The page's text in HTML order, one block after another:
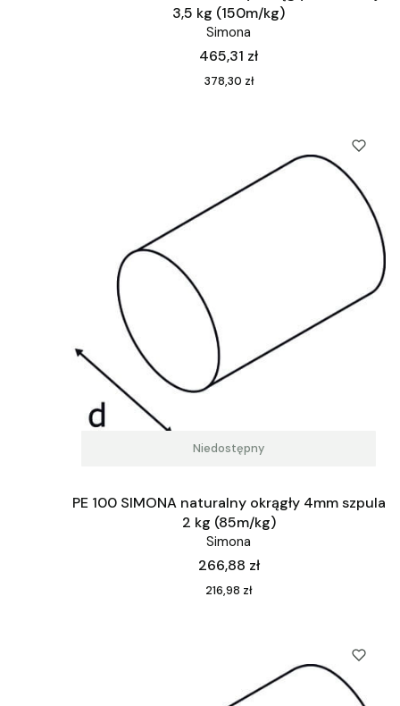
3,5 kg (150m/kg)
Simona
Cena
465,31 zł
Cena
378,30 zł
Niedostępny
PE 100 SIMONA naturalny okrągły 4mm szpula
2 kg (85m/kg)
Simona
Cena
266,88 zł
Cena
216,98 zł